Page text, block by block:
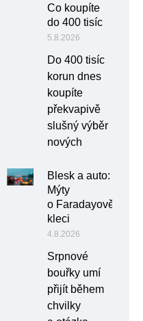
Co koupíte
do 400 tisíc
5.8.2026
Do 400 tisíc
korun dnes
koupíte
překvapivě
slušný výběr
nových
Blesk a auto:
Mýty
o Faradayově
kleci
4.8.2026
Srpnové
bouřky umí
přijít během
chvilky